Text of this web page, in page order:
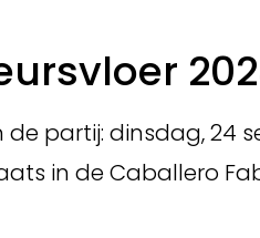
partij: dinsdag, 24
in de Caballero